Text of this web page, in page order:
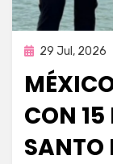
Publicada
29 Jul, 2026
CON 15
SANTO